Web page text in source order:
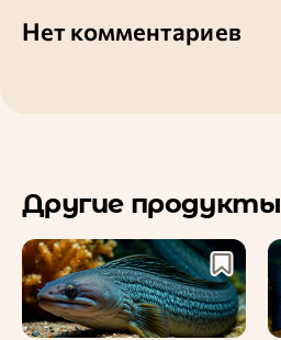
Нет комментариев
Другие продукты